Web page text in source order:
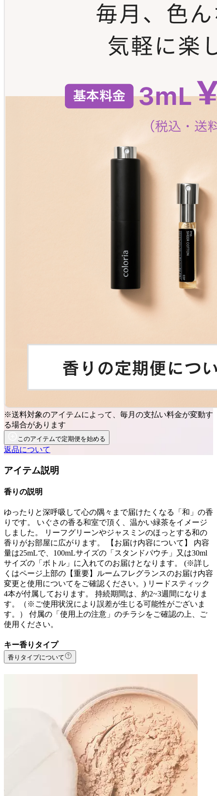
※送料対象のアイテムによって、毎月の支払い料金が変動す
る場合があります
このアイテムで定期便を始める
返品について
アイテム説明
香りの説明
ゆったりと深呼吸して心の隅々まで届けたくなる「和」の香
りです。 いぐさの香る和室で頂く、温かい緑茶をイメージ
しました。 リーフグリーンやジャスミンのほっとする和の
香りがお部屋に広がります。 【お届け内容について】 内容
量は25mLで、100mLサイズの「スタンドパウチ」又は30ml
サイズの「ボトル」に入れてのお届けとなります。 (※詳し
くはページ上部の【重要】ルームフレグランスのお届け内容
変更と使用についてをご確認ください。) リードスティック
4本が付属しております。 持続期間は、約2~3週間になりま
す。（※ご使用状況により誤差が生じる可能性がございま
す。） 付属の「使用上の注意」のチラシをご確認の上、ご
使用ください。
キー香りタイプ
香りタイプについて